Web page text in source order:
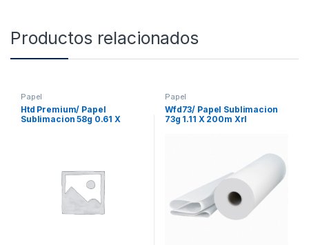
Productos relacionados
Papel
Htd Premium/ Papel
Sublimacion 58g 0.61 X
Papel
Wfd73/ Papel Sublimacion
73g 1.11 X 200m Xrl